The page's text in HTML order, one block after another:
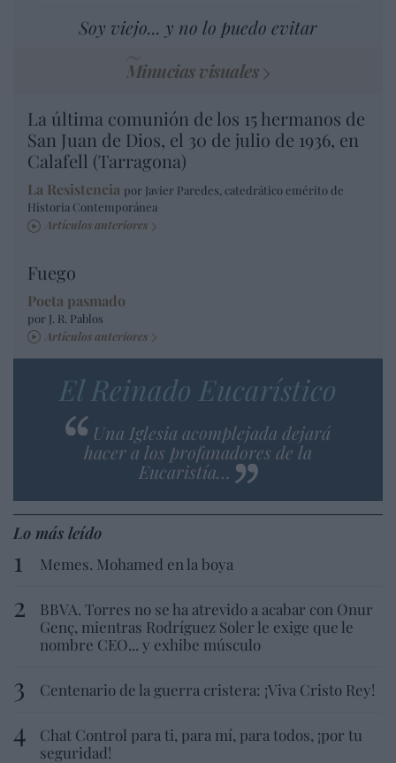
Soy viejo... y no lo puedo evitar
Minucias visuales
La última comunión de los 15 hermanos de
San Juan de Dios, el 30 de julio de 1936, en
Calafell (Tarragona)
La Resistencia por Javier Paredes, catedrático emérito de
Historia Contemporánea
Artículos anteriores
Fuego
Poeta pasmado
por J. R. Pablos
Artículos anteriores
El Reinado Eucarístico
Una Iglesia acomplejada dejará
hacer a los profanadores de la
Eucaristía…
Lo más leído
Memes. Mohamed en la boya
BBVA. Torres no se ha atrevido a acabar con Onur
Genç, mientras Rodríguez Soler le exige que le
nombre CEO... y exhibe músculo
Centenario de la guerra cristera: ¡Viva Cristo Rey!
Chat Control para ti, para mí, para todos, ¡por tu
seguridad!